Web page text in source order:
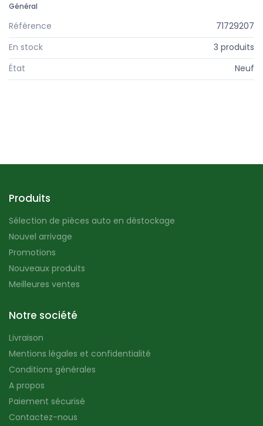
Général
Référence
71729207
En stock
3 produits
État
Neuf
Produits
Sélection de pièces auto en déstockage
Nouvel arrivage
Promotions
Nouveaux produits
Meilleures ventes
Notre société
Livraison
Mentions légales et confidentialité
Conditions générales
A propos
Paiement sécurisé
Contactez-nous